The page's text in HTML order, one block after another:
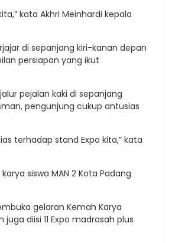
kata Akhri Meinhardi kepala
di sepanjang kiri-kanan depan
persiapan yang ikut
pejalan kaki di sepanjang
pengunjung cukup antusias
terhadap stand Expo kita,” kata
siswa MAN 2 Kota Padang
gelaran Kemah Karya
diisi 11 Expo madrasah plus